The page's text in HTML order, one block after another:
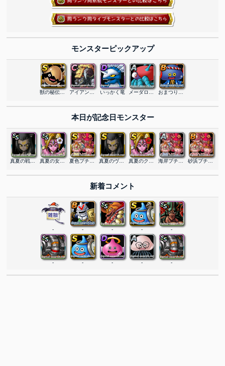
モンスターピックアップ
いっかく竜
本日が記念日モンスター
真夏のヴェーラ
新着コメント
- - - - -
- - - - -